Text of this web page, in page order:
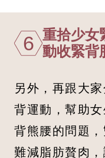
6 重拾少女
動收緊背
另外，再跟大
背運動，幫助
背熊腰的問題
難減脂肪贅肉